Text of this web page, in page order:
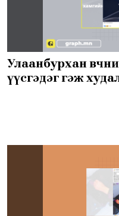
Улаанбурхан
үүсгэдэг гэж